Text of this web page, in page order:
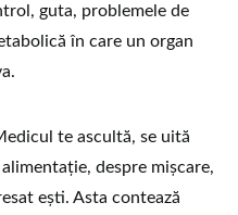
guta, problemele de
în care un organ
te ascultă, se uită
despre mișcare,
ești. Asta contează